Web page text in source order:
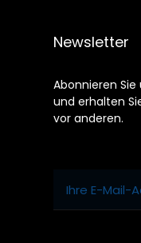
Newsletter
Abonnieren
und erhalten
vor anderen.